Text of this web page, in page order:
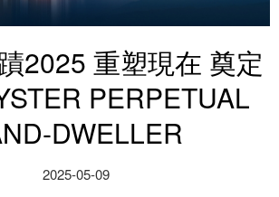
2025 重塑現在 奠定
PERPETUAL
DWELLER
2025-05-09